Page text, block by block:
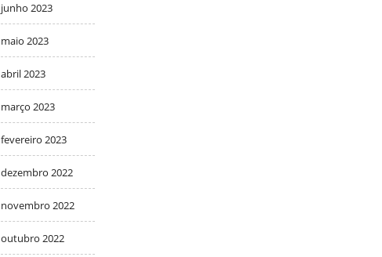
junho 2023
maio 2023
abril 2023
março 2023
fevereiro 2023
dezembro 2022
novembro 2022
outubro 2022